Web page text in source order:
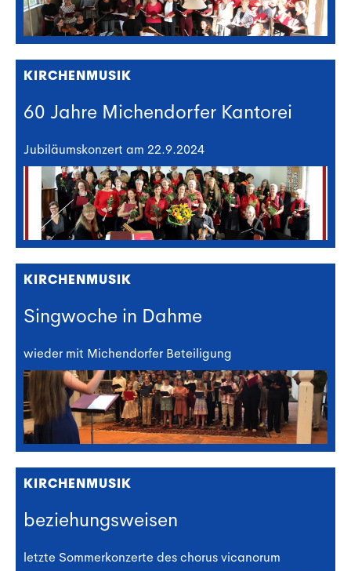
KIRCHENMUSIK
60 Jahre Michendorfer Kantorei
Jubiläumskonzert am 22.9.2024
KIRCHENMUSIK
Singwoche in Dahme
wieder mit Michendorfer Beteiligung
KIRCHENMUSIK
beziehungsweisen
letzte Sommerkonzerte des chorus vicanorum